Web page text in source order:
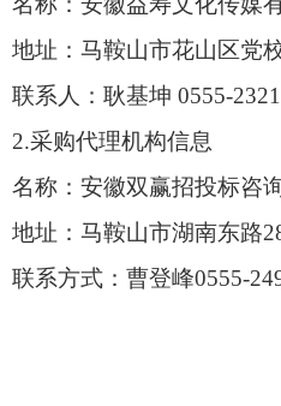
地址：马鞍山市花山区党
联系人：耿基坤 0555-
2.采购代理机构信息
名称：安徽双赢招投标咨
地址：马鞍山市湖南东路
联系方式：曹登峰0555-